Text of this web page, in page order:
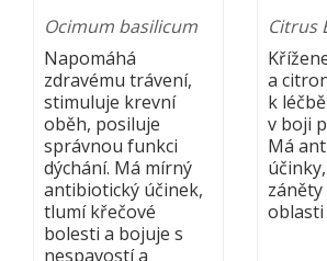
Ocimum basilicum
Napomáhá
zdravému trávení,
stimuluje krevní
oběh, posiluje
správnou funkci
dýchání. Má mírný
antibiotický účinek,
tlumí křečové
bolesti a bojuje s
nespavostí a
Citrus
a
k
v boji
Má
oblasti